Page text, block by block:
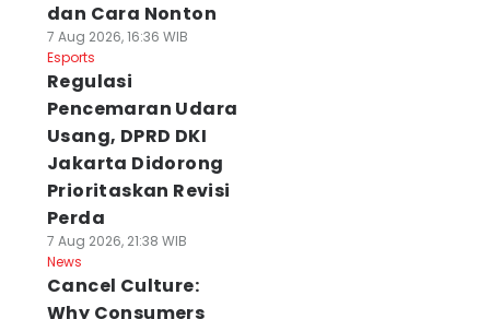
dan Cara Nonton
7 Aug 2026, 16:36 WIB
Esports
Regulasi
Pencemaran Udara
Usang, DPRD DKI
Jakarta Didorong
Prioritaskan Revisi
Perda
7 Aug 2026, 21:38 WIB
News
Cancel Culture:
Why Consumers